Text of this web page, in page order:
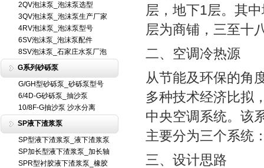
2QV泡沫泵_泡沫泵选型
3QV泡沫泵_泡沫泵生产厂家
4RV泡沫泵_泡沫泵型号
6SV泡沫泵_泡沫泵配件
8SV泡沫泵_石家庄水泵厂泡
G系列砂砾泵
G/GH型砂砾泵_砂砾泵型号
6/4D-G砂砾泵_抽沙泵
10/8F-G抽沙泵 沙水分离
SP液下渣浆泵
SP型液下渣浆泵_液下渣浆泵
SP加长型液下渣浆泵_加长轴
SPR型衬胶液下渣浆泵_橡胶
层，地下1层。其
层为商铺，三至十
二、空调冷热源
从节能及环保的角
多种技术经济比拟
中央空调系统。该
主要分为三个系统
三、设计思路